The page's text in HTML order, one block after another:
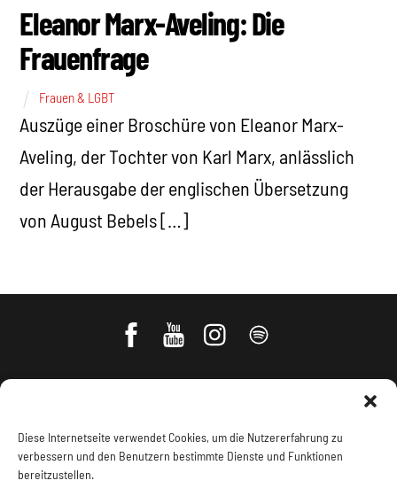
Diese Internetseite verwendet Cookies, um die Nutzererfahrung zu
verbessern und den Benutzern bestimmte Dienste und Funktionen
bereitzustellen.
Eleanor Marx-Aveling: Die
Frauenfrage
Frauen & LGBT
Auszüge einer Broschüre von Eleanor Marx-
Aveling, der Tochter von Karl Marx, anlässlich
der Herausgabe der englischen Übersetzung
von August Bebels […]